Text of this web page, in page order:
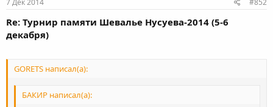
7 Дек 2014 #852
Re: Турнир памяти Шевалье Нусуева-2014 (5-6
декабря)
GORETS написал(а):
БАКИР написал(а):